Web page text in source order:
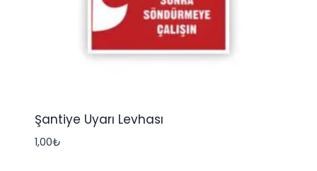
Şantiye Uyarı Levhası
1,00₺